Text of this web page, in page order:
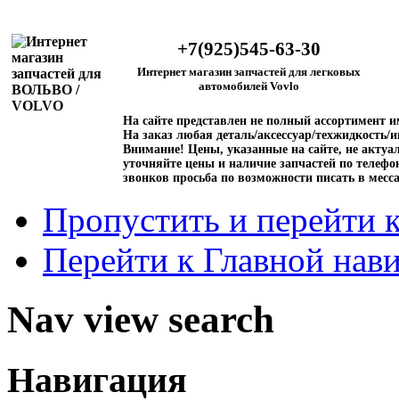
+7(925)545-63-30
Интернет магазин запчастей для легковых
автомобилей Vovlo
На сайте представлен не полный ассортимент
На заказ любая деталь/аксессуар/техжидкость/
Внимание! Цены, указанные на сайте, не
уточняйте цены и наличие запчастей по
звонков просьба по возможности писать в
Пропустить и перейти
Перейти к Главной
Nav view search
Навигация